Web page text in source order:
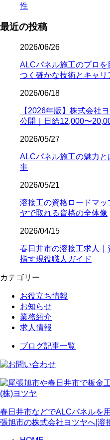
性
最近の投稿
2026/06/26
ALCパネル施工のプロ
つく確かな技術とキャリ
2026/06/18
【2026年版】株式会社
公開｜日給12,000〜
2026/05/27
ALCパネル施工の魅力
事
2026/05/21
溶接工の資格ロードマ
ヤで取れる資格の全体像
2026/04/15
春日井市の溶接工求人｜
指す現役職人ガイド
カテゴリー
お役立ち情報
お知らせ
業務紹介
求人情報
ブログ記事一覧
春日井市などでALCパネルを
張旭市の株式会社ヨツヤへ|溶